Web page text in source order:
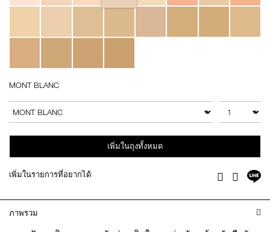
MONT BLANC
to
cart
options
Actions
สินค้าอื่นๆ จำนวน
เพิ่มในถุงทั้งหมด
เพิ่มในรายการที่อยากได้ Facebook
Twitterแ
ภาพรวม